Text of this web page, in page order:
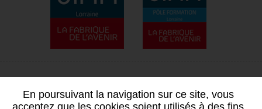
En poursuivant la navigation sur ce site, vous
acceptez que les cookies soient utilisés à des fins